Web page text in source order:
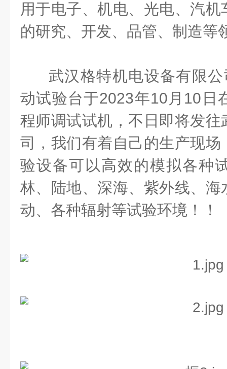
用于电子、机电、光电、汽
的研究、开发、品管、制造等
武汉格特机电设备有限
动试验台于2023年10月10日
程师调试试机，不日即将发
司，我们有着自己的生产现
验设备可以高效的模拟各种
林、陆地、深海、紫外线、
动、各种辐射等试验环境！！